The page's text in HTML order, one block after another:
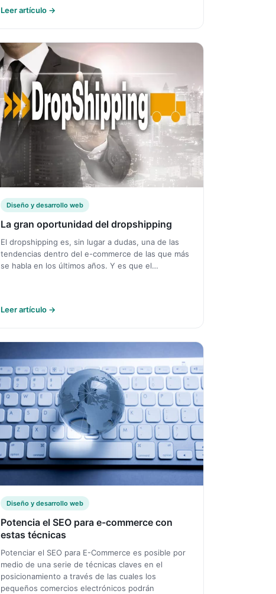
Leer artículo →
Diseño y desarrollo web
La gran oportunidad del dropshipping
El dropshipping es, sin lugar a dudas, una de las
tendencias dentro del e-commerce de las que más
se habla en los últimos años. Y es que el…
Leer artículo →
Diseño y desarrollo web
Potencia el SEO para e-commerce con
estas técnicas
Potenciar el SEO para E-Commerce es posible por
medio de una serie de técnicas claves en el
posicionamiento a través de las cuales los
pequeños comercios electrónicos podrán